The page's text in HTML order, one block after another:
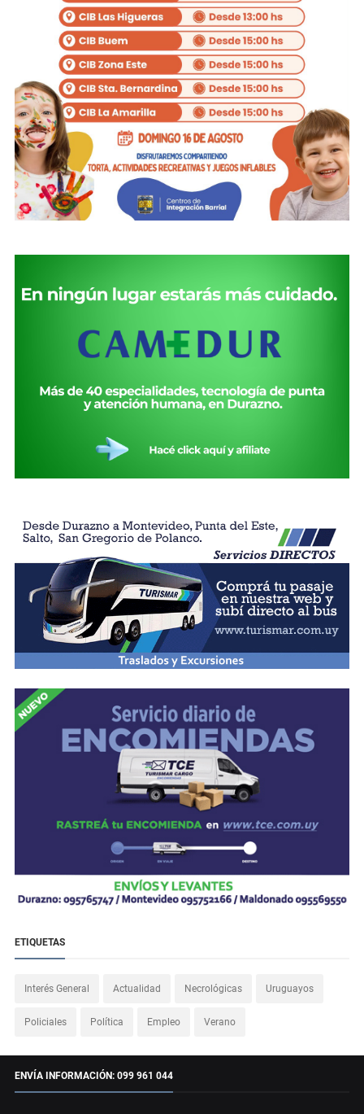
ETIQUETAS
Interés General Actualidad Necrológicas Uruguayos
Policiales Política Empleo Verano
ENVÍA INFORMACIÓN: 099 961 044